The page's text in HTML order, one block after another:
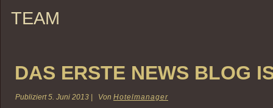
TEAM
DAS ERSTE NEWS BLOG
Publiziert 5. Juni 2013 Von Hotelmanager